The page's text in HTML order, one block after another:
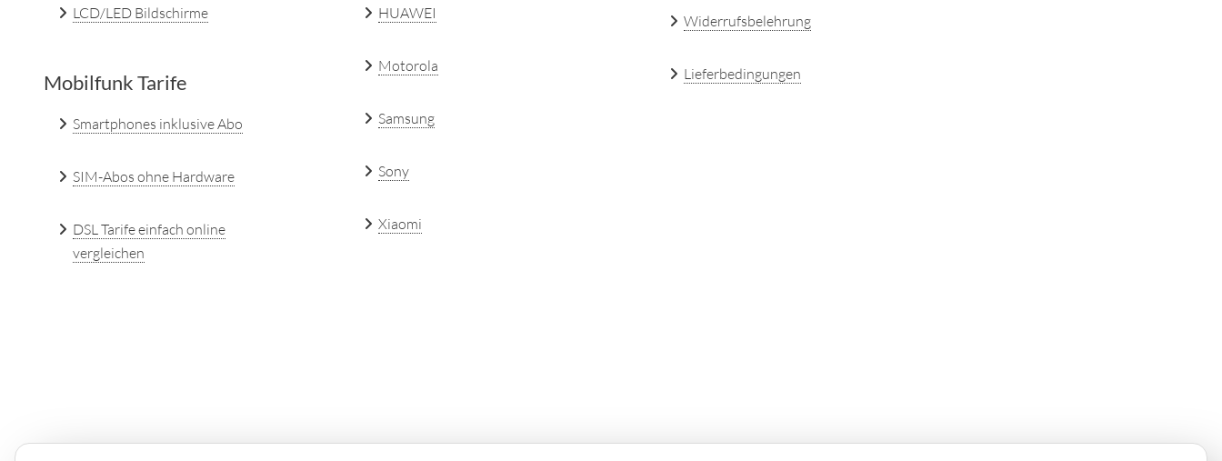
LCD/LED Bildschirme
Mobilfunk Tarife
Smartphones inklusive Abo
SIM-Abos ohne Hardware
DSL Tarife einfach online
vergleichen
HUAWEI
Motorola
Samsung
Sony
Xiaomi
Widerrufsbelehrung
Lieferbedingungen